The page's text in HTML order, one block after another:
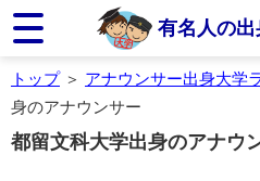
有名人の
トップ＞ アナウンサー出身大学
身のアナウンサー
都留文科大学出身のアナウ